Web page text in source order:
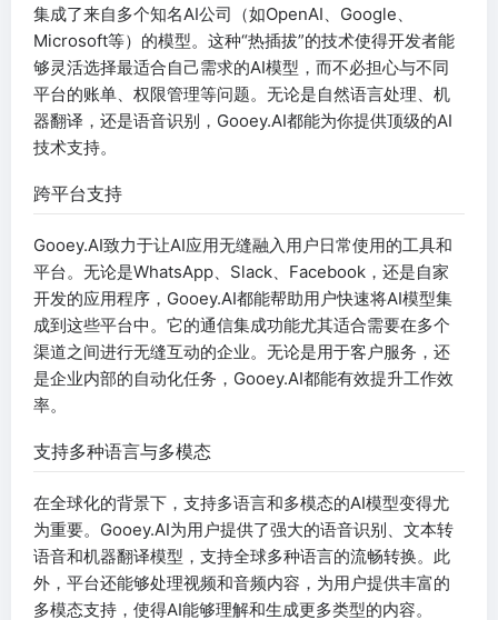
集成了来自多个知名AI公司（如OpenAI、Google、
Microsoft等）的模型。这种“热插拔”的技术使得开发者能
够灵活选择最适合自己需求的AI模型，而不必担心与不同
平台的账单、权限管理等问题。无论是自然语言处理、机
器翻译，还是语音识别，Gooey.AI都能为你提供顶级的AI
技术支持。
跨平台支持
Gooey.AI致力于让AI应用无缝融入用户日常使用的工具和
平台。无论是WhatsApp、Slack、Facebook，还是自家
开发的应用程序，Gooey.AI都能帮助用户快速将AI模型集
成到这些平台中。它的通信集成功能尤其适合需要在多个
渠道之间进行无缝互动的企业。无论是用于客户服务，还
是企业内部的自动化任务，Gooey.AI都能有效提升工作效
率。
支持多种语言与多模态
在全球化的背景下，支持多语言和多模态的AI模型变得尤
为重要。Gooey.AI为用户提供了强大的语音识别、文本转
语音和机器翻译模型，支持全球多种语言的流畅转换。此
外，平台还能够处理视频和音频内容，为用户提供丰富的
多模态支持，使得AI能够理解和生成更多类型的内容。